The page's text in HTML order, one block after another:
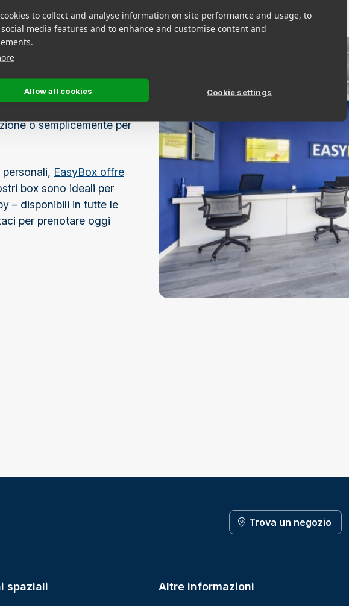
to collect and analyse information on site performance and usage, to
media features and to enhance and customise content and
Allow all cookies Cookie settings
unisce aree verdi ad
gli abitanti di Segrate
Conserva i tuoi beni in
o semplicemente per
EasyBox offre
box sono ideali per
– disponibili in tutte le
per prenotare oggi
Trova un negozio
spaziali Altre informazioni